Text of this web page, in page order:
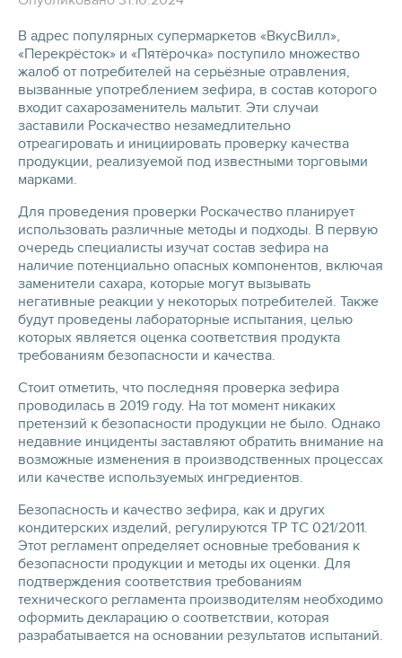
В адрес популярных супермаркетов «ВкусВилл»,
«Перекрёсток» и «Пятёрочка» поступило множество
жалоб от потребителей на серьёзные отравления,
вызванные употреблением зефира, в состав которого
входит сахарозаменитель мальтит. Эти случаи
заставили Роскачество незамедлительно
отреагировать и инициировать проверку качества
продукции, реализуемой под известными торговыми
марками.
Для проведения проверки Роскачество планирует
использовать различные методы и подходы. В первую
очередь специалисты изучат состав зефира на
наличие потенциально опасных компонентов, включая
заменители сахара, которые могут вызывать
негативные реакции у некоторых потребителей. Также
будут проведены лабораторные испытания, целью
которых является оценка соответствия продукта
требованиям безопасности и качества.
Стоит отметить, что последняя проверка зефира
проводилась в 2019 году. На тот момент никаких
претензий к безопасности продукции не было. Однако
недавние инциденты заставляют обратить внимание на
возможные изменения в производственных процессах
или качестве используемых ингредиентов.
Безопасность и качество зефира, как и других
кондитерских изделий, регулируются ТР ТС 021/2011.
Этот регламент определяет основные требования к
безопасности продукции и методы их оценки. Для
подтверждения соответствия требованиям
технического регламента производителям необходимо
оформить декларацию о соответствии, которая
разрабатывается на основании результатов испытаний.